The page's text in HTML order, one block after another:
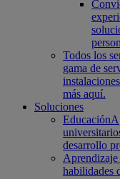
Todos los
gama de
más aquí.
Soluciones
Educación
desarrollo
habilidades